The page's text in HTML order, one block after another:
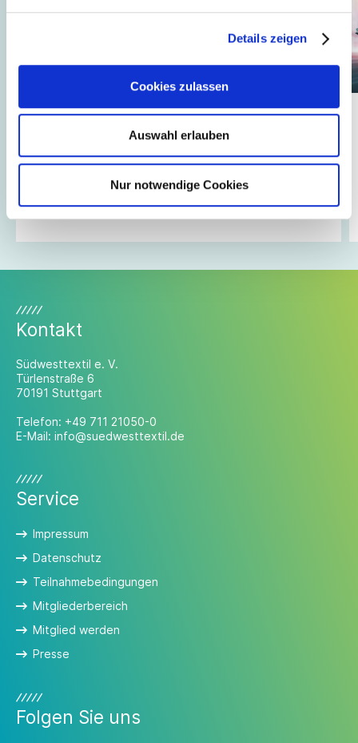
Details zeigen
Cookies zulassen
Auswahl erlauben
Nur notwendige Cookies
23.12.2022// Recht + Betriebspraxis
Online Übermittlung Bescheinigungen der Agentur für
Arbeit
Ab dem 01. Januar 2023 können Bescheinigungen für
Kontakt
Südwesttextil e. V.
Türlenstraße 6
70191 Stuttgart
Telefon: +49 711 21050-0
E-Mail: info@suedwesttextil.de
Service
Impressum
Datenschutz
Teilnahmebedingungen
Mitgliederbereich
Mitglied werden
Presse
Folgen Sie uns